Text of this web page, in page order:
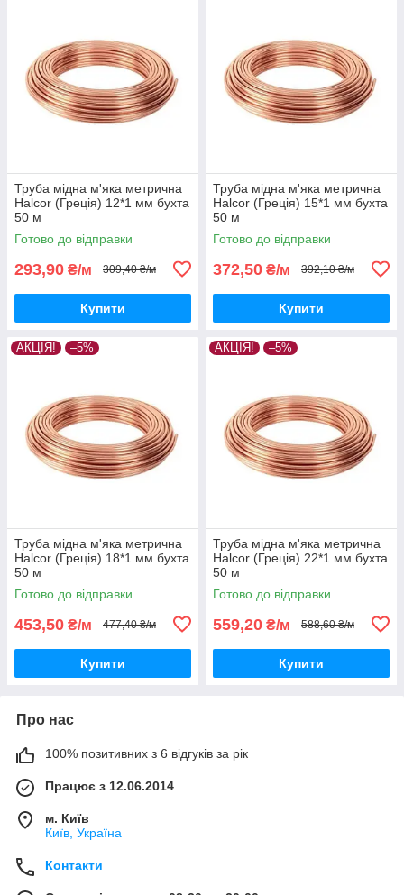
Труба мідна м'яка метрична
Halcor (Греція) 12*1 мм бухта
50 м
Готово до відправки
293,90 ₴/м 309,40 ₴/м
Купити
Труба мідна м'яка метрична
Halcor (Греція) 15*1 мм бухта
50 м
Готово до відправки
372,50 ₴/м 392,10 ₴/м
Купити
АКЦІЯ! –5%
Труба мідна м'яка метрична
Halcor (Греція) 18*1 мм бухта
50 м
Готово до відправки
453,50 ₴/м 477,40 ₴/м
Купити
АКЦІЯ! –5%
Труба мідна м'яка метрична
Halcor (Греція) 22*1 мм бухта
50 м
Готово до відправки
559,20 ₴/м 588,60 ₴/м
Купити
Про нас
100% позитивних з 6 відгуків за рік
Працює з 12.06.2014
м. Київ
Київ, Україна
Контакти